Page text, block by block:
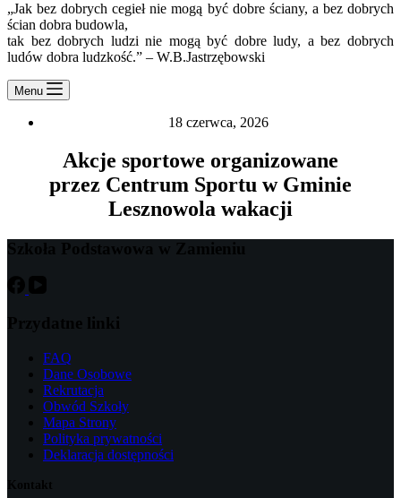
„Jak bez dobrych cegieł nie mogą być dobre ściany, a bez dobrych
ścian dobra budowla,
tak bez dobrych ludzi nie mogą być dobre ludy, a bez dobrych
ludów dobra ludzkość.” – W.B.Jastrzębowski
Menu
18 czerwca, 2026
Akcje sportowe organizowane
przez Centrum Sportu w Gminie
Lesznowola wakacji
Szkoła Podstawowa w Zamieniu
Przydatne linki
FAQ
Dane Osobowe
Rekrutacja
Obwód Szkoły
Mapa Strony
Polityka prywatności
Deklaracja dostępności
Kontakt